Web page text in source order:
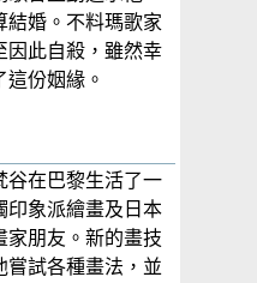
結婚。不料瑪歌家
因此自殺，雖然幸
份姻緣。
谷在巴黎生活了一
印象派繪畫及日本
家朋友。新的畫技
嘗試各種畫法，並